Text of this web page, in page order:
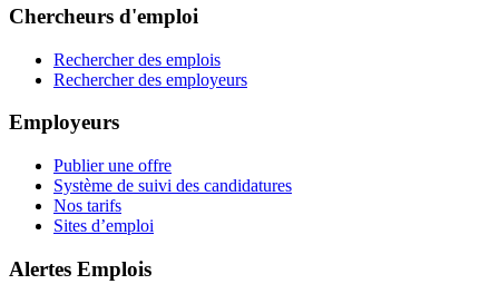
Chercheurs d'emploi
Rechercher des emplois
Rechercher des employeurs
Employeurs
Publier une offre
Système de suivi des candidatures
Nos tarifs
Sites d’emploi
Alertes Emplois